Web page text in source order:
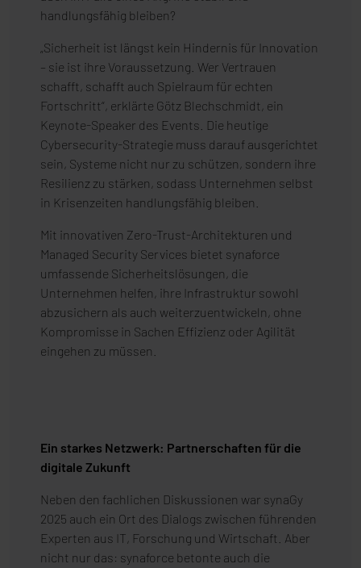
handlungsfähig bleiben?
„Sicherheit ist längst kein Hindernis für Innovation
– sie ist ihre Voraussetzung. Wer Vertrauen
schafft, schafft auch Spielraum für echten
Fortschritt“, erklärte Götz Blechschmidt, ein
Keynote-Speaker des Events. Die heutige
Cybersecurity-Strategie muss darauf ausgerichtet
sein, Systeme nicht nur zu schützen, sondern ihre
Resilienz zu stärken, sodass Unternehmen selbst
in Krisenzeiten handlungsfähig bleiben.
Mit innovativen Zero-Trust-Architekturen und
Managed Security Services bietet synaforce
umfassende Sicherheitslösungen, die
Unternehmen helfen, ihre Infrastruktur sowohl
abzusichern als auch weiterzuentwickeln, ohne
Kompromisse in Sachen Effizienz oder Agilität
eingehen zu müssen.
Ein starkes Netzwerk: Partnerschaften für die
digitale Zukunft
Neben den fachlichen Diskussionen war synaGy
2025 auch ein Ort des Dialogs zwischen führenden
Experten aus IT, Forschung und Wirtschaft. Aber
nicht nur das: synaforce betonte auch die